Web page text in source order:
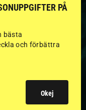
I
MED
PÅ
bästa
och förbättra
Okej